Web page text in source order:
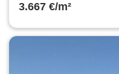
3.667 €/m²